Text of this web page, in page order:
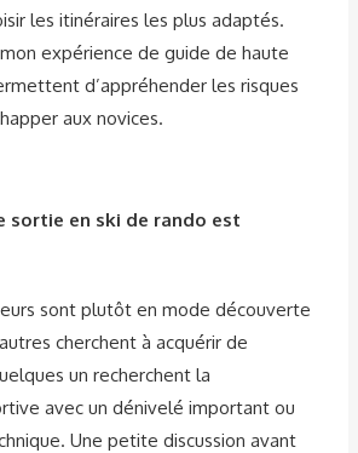
les itinéraires les plus adaptés.
expérience de guide de haute
d’appréhender les risques
aux novices.
sortie en ski de rando est
sont plutôt en mode découverte
cherchent à acquérir de
un recherchent la
avec un dénivelé important ou
Une petite discussion avant